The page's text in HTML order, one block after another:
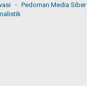
Pedoman Media Siber